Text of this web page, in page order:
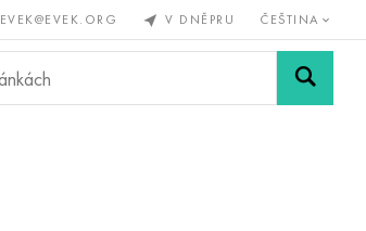
EVEK@EVEK.ORG V DNĚPRU ČEŠTINA
Legovaná Sítě a